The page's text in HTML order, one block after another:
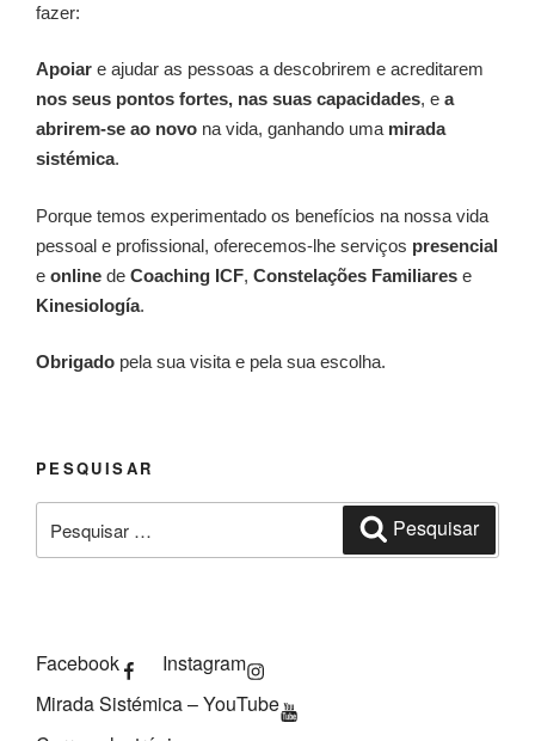
fazer:
Apoiar e ajudar as pessoas a descobrirem e acreditarem
nos seus pontos fortes, nas suas capacidades, e a
abrirem-se ao novo na vida, ganhando uma mirada
sistémica.
Porque temos experimentado os benefícios na nossa vida
pessoal e profissional, oferecemos-lhe serviços presencial
e online de Coaching ICF, Constelações Familiares e
Kinesiología.
Obrigado pela sua visita e pela sua escolha.
PESQUISAR
por:
Pesquisar
Facebook
Instagram
Mirada Sistémica – YouTube